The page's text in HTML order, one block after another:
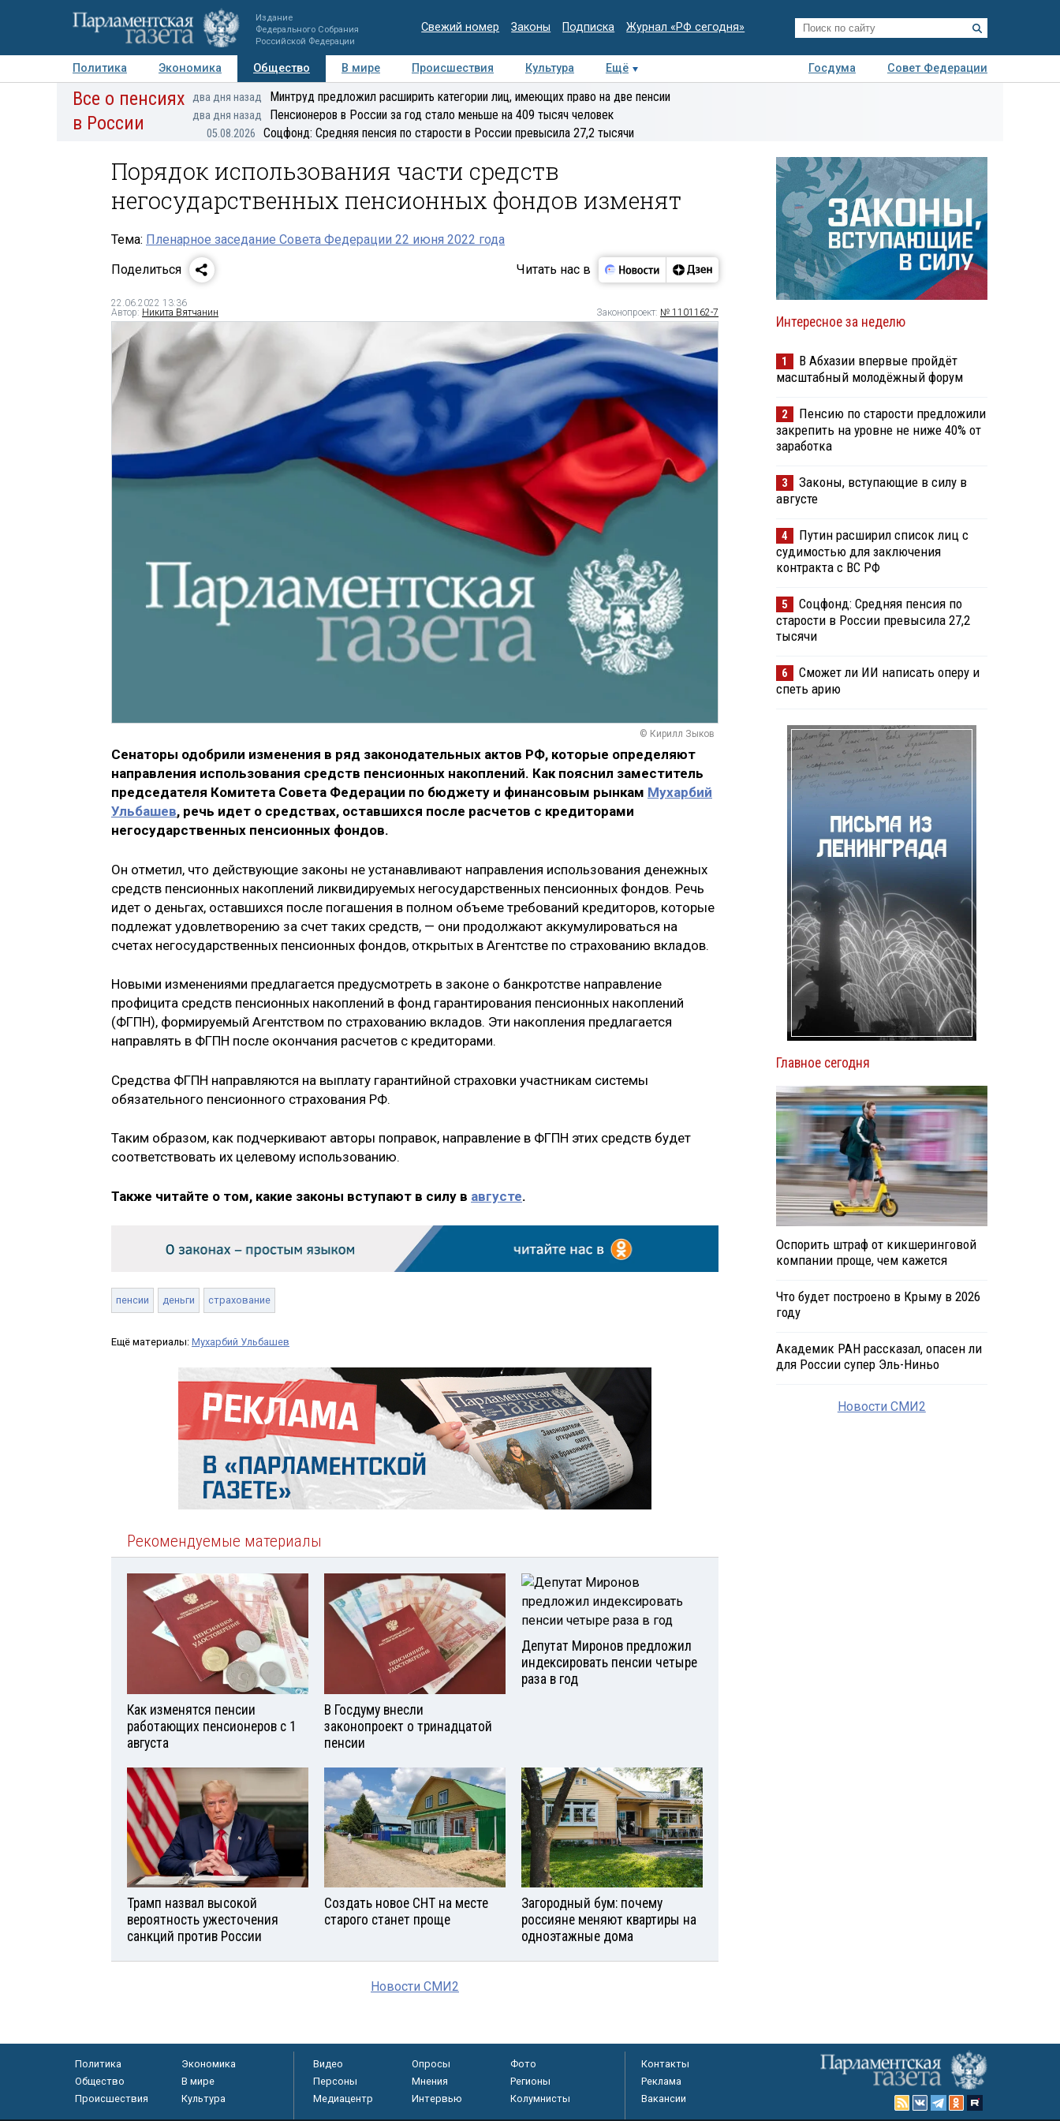
Издание
Федерального Собрания
Российской Федерации
Свежий номер Законы Подписка Журнал «РФ сегодня»
Политика Экономика Общество В мире Происшествия Культура Ещё Госдума
Совет Федерации
Авторы Персоны Мнения Регионы Медиацентр Интервью Колумнисты
Деловая
Все о пенсиях
в России
два дня назад Минтруд предложил расширить категории лиц, имеющих право на две пенсии
два дня назад Пенсионеров в России за год стало меньше на 409 тысяч человек
05.08.2026 Соцфонд: Средняя пенсия по старости в России превысила 27,2 тысячи
Порядок использования части средств
негосударственных пенсионных фондов изменят
Тема: Пленарное заседание Совета Федерации 22 июня 2022 года
Поделиться
Читать нас в
22.06.2022 13:36
Автор: Никита Вятчанин Законопроект: № 1101162-7
© Кирилл Зыков
Сенаторы одобрили изменения в ряд законодательных актов РФ, которые определяют
направления использования средств пенсионных накоплений. Как пояснил заместитель
председателя Комитета Совета Федерации по бюджету и финансовым рынкам Мухарбий
Ульбашев, речь идет о средствах, оставшихся после расчетов с кредиторами
негосударственных пенсионных фондов.
Он отметил, что действующие законы не устанавливают направления использования денежных
средств пенсионных накоплений ликвидируемых негосударственных пенсионных фондов. Речь
идет о деньгах, оставшихся после погашения в полном объеме требований кредиторов, которые
подлежат удовлетворению за счет таких средств, — они продолжают аккумулироваться на
счетах негосударственных пенсионных фондов, открытых в Агентстве по страхованию вкладов.
Новыми изменениями предлагается предусмотреть в законе о банкротстве направление
профицита средств пенсионных накоплений в фонд гарантирования пенсионных накоплений
(ФГПН), формируемый Агентством по страхованию вкладов. Эти накопления предлагается
направлять в ФГПН после окончания расчетов с кредиторами.
Средства ФГПН направляются на выплату гарантийной страховки участникам системы
обязательного пенсионного страхования РФ.
Таким образом, как подчеркивают авторы поправок, направление в ФГПН этих средств будет
соответствовать их целевому использованию.
Также читайте о том, какие законы вступают в силу в августе.
пенсии деньги страхование
Ещё материалы: Мухарбий Ульбашев
Рекомендуемые материалы
Как изменятся пенсии
работающих пенсионеров с 1
августа
В Госдуму внесли
законопроект о тринадцатой
пенсии
Депутат Миронов предложил
индексировать пенсии четыре
раза в год
Трамп назвал высокой
вероятность ужесточения
санкций против России
Создать новое СНТ на месте
старого станет проще
Загородный бум: почему
россияне меняют квартиры на
одноэтажные дома
Новости СМИ2
Интересное за неделю
1
В Абхазии впервые пройдёт
масштабный молодёжный форум
2
Пенсию по старости предложили
закрепить на уровне не ниже 40% от
заработка
3
Законы, вступающие в силу в
августе
4
Путин расширил список лиц с
судимостью для заключения
контракта с ВС РФ
5
Соцфонд: Средняя пенсия по
старости в России превысила 27,2
тысячи
6
Сможет ли ИИ написать оперу и
спеть арию
Главное сегодня
Оспорить штраф от кикшеринговой
компании проще, чем кажется
Что будет построено в Крыму в 2026
году
Академик РАН рассказал, опасен ли
для России супер Эль-Ниньо
Новости СМИ2
Политика
Экономика
Общество
В мире
Происшествия
Культура
Видео Опросы
Фото
Персоны
Мнения
Регионы
Медиацентр
Интервью Колумнисты
Контакты
Реклама
Вакансии